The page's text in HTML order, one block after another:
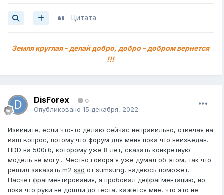
замечал, по напряжению вроде бы всё тоже хорошо,
i5 10400f
750w
Цитата
Земля круглая - делай добро, добро - добром вернется
!!!
DisForex 0
Опубликовано 15 декабря, 2022
Извините, если что-то делаю сейчас неправильно, отвечая на
ваш вопрос, потому что форум для меня пока что неизведан.
HDD на 500гб, которому уже 8 лет, сказать конкретную
модель не могу... Честно говоря я уже думал об этом, так что
решил заказать m2 ssd от sumsung, надеюсь поможет.
Насчёт фрагментирования, я пробовал дефрагментацию, но
пока что руки не дошли до теста, кажется мне, что это не